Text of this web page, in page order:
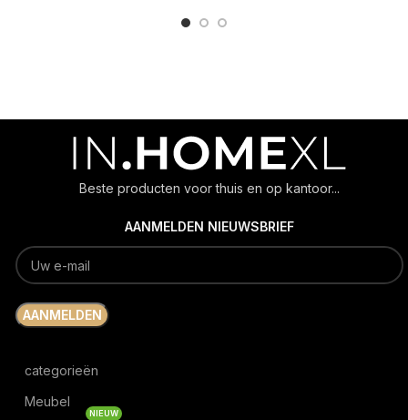
Beste producten voor thuis en op kantoor...
AANMELDEN NIEUWSBRIEF
categorieën
Meubel
NIEUW